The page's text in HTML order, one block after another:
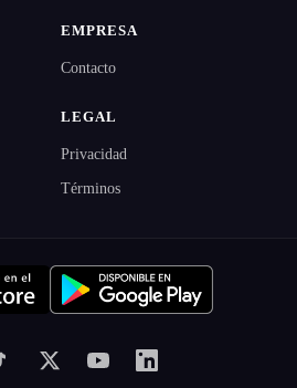
EMPRESA
Contacto
LEGAL
Privacidad
Términos